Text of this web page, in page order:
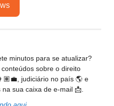
minutos para se atualizar?
sobre o direito
judiciário no país 🌎 e
sua caixa de e-mail 📩.